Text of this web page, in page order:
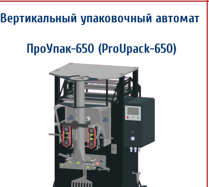
Вертикальный упаковочный автомат
ПроУпак-650 (ProUpack-650)